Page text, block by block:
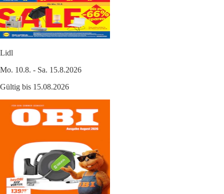
Lidl
Mo. 10.8. - Sa. 15.8.2026
Gültig bis 15.08.2026